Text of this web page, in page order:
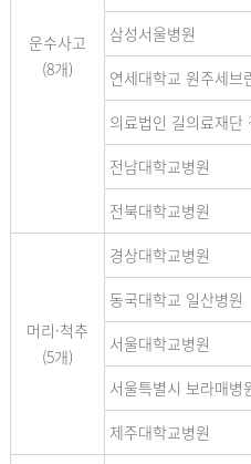
운수사고
(8개)
삼성서울병원
연세대학교 원주세브
의료법인 길의료재단
전남대학교병원
전북대학교병원
머리·척추
(5개)
경상대학교병원
동국대학교 일산병원
서울대학교병원
서울특별시 보라매병
제주대학교병원